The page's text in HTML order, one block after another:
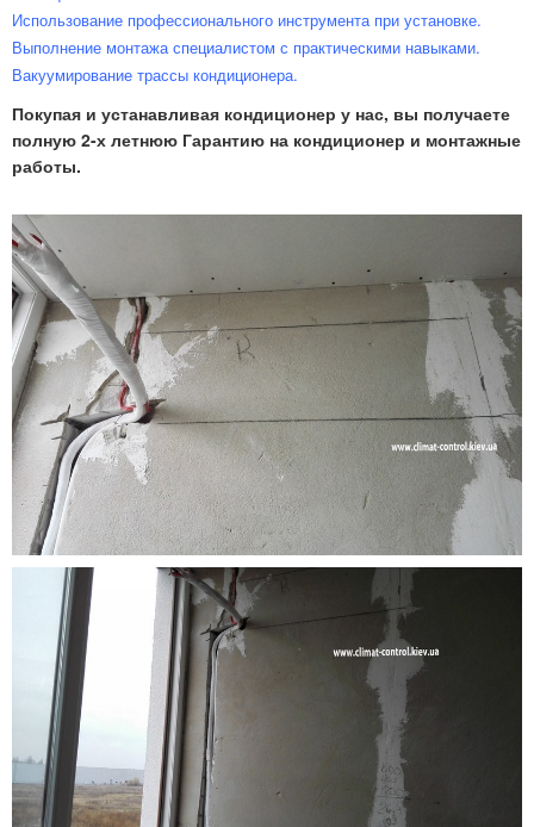
Использование профессионального инструмента при установке.
Выполнение монтажа специалистом с практическими навыками.
Вакуумирование трассы кондиционера.
Покупая и устанавливая кондиционер у нас, вы получаете
полную 2-х летнюю Гарантию на кондиционер и монтажные
работы.